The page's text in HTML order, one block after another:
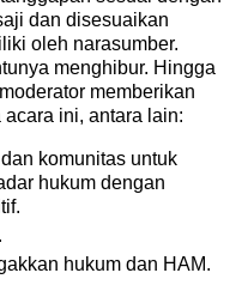
dan disesuaikan
oleh narasumber.
menghibur. Hingga
memberikan
ini, antara lain:
komunitas untuk
hukum dengan
hukum dan HAM.